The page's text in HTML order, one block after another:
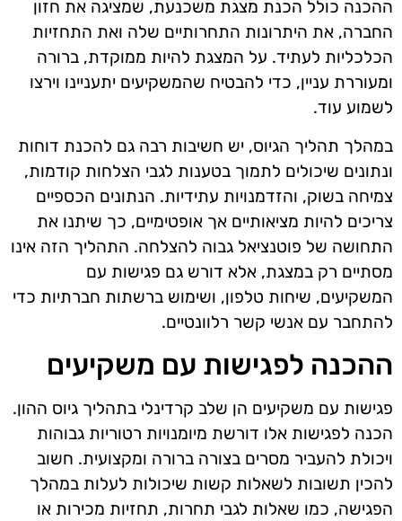
ההכנה כולל הכנת מצגת משכנעת, שמציגה את חזון
החברה, את היתרונות התחרותיים שלה ואת התחזיות
הכלכליות לעתיד. על המצגת להיות ממוקדת, ברורה
ומעוררת עניין, כדי להבטיח שהמשקיעים יתעניינו וירצו
לשמוע עוד.
במהלך תהליך הגיוס, יש חשיבות רבה גם להכנת דוחות
ונתונים שיכולים לתמוך בטענות לגבי הצלחות קודמות,
צמיחה בשוק, והזדמנויות עתידיות. הנתונים הכספיים
צריכים להיות מציאותיים אך אופטימיים, כך שיתנו את
התחושה של פוטנציאל גבוה להצלחה. התהליך הזה אינו
מסתיים רק במצגת, אלא דורש גם פגישות עם
המשקיעים, שיחות טלפון, ושימוש ברשתות חברתיות כדי
להתחבר עם אנשי קשר רלוונטיים.
ההכנה לפגישות עם משקיעים
פגישות עם משקיעים הן שלב קרדינלי בתהליך גיוס ההון.
הכנה לפגישות אלו דורשת מיומנויות רטוריות גבוהות
ויכולת להעביר מסרים בצורה ברורה ומקצועית. חשוב
להכין תשובות לשאלות קשות שיכולות לעלות במהלך
הפגישה, כמו שאלות לגבי תחרות, תחזיות מכירות או